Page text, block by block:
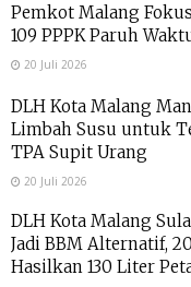
Pemkot Malang
109 PPPK Paruh
20 Juli 2026
DLH Kota Malang
Limbah Susu untuk
TPA Supit Urang
20 Juli 2026
DLH Kota Malang
Jadi BBM Alternatif,
Hasilkan 130 Liter